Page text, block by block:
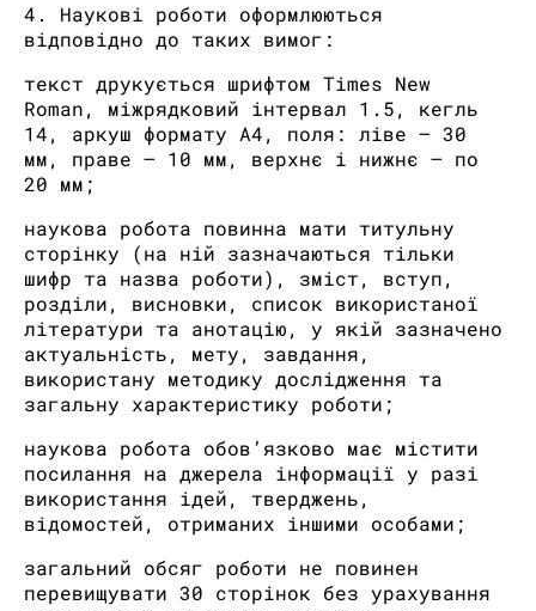
4. Наукові роботи оформлюються
відповідно до таких вимог:
текст друкується шрифтом Times New
Roman, міжрядковий інтервал 1.5, кегль
14, аркуш формату А4, поля: ліве – 30
мм, праве – 10 мм, верхнє і нижнє – по
20 мм;
наукова робота повинна мати титульну
сторінку (на ній зазначаються тільки
шифр та назва роботи), зміст, вступ,
розділи, висновки, список використаної
літератури та анотацію, у якій зазначено
актуальність, мету, завдання,
використану методику дослідження та
загальну характеристику роботи;
наукова робота обов’язково має містити
посилання на джерела інформації у разі
використання ідей, тверджень,
відомостей, отриманих іншими особами;
загальний обсяг роботи не повинен
перевищувати 30 сторінок без урахування